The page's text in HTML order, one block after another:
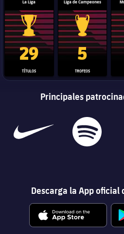
La Liga
Trofeo de La Liga
29
TÍTULOS
Liga de Campeones
Trofeo de la
5
TROFEOS
Principales
Descarga la App oficial